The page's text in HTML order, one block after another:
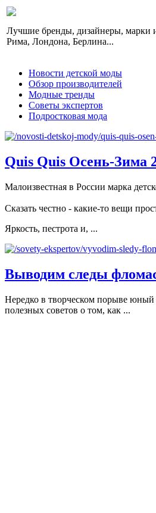
Лучшие бренды, дизайнеры, марки
Рима, Лондона, Берлина...
Новости детской моды
Обзор производителей
Модные тренды
Советы экспертов
Подростковая мода
Quis Quis Осень-Зима
Малоизвестная в России марка
Сказать честно - какие-то вещи
Яркость, пестрота и, ...
Выводим следы
Нередко в творческом порыве юный
полезных советов о том, как ...